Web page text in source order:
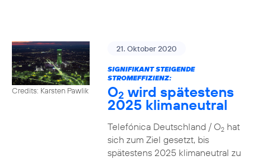
Credits: Karsten Pawlik
21. Oktober 2020
SIGNIFIKANT STEIGENDE
STROMEFFIZIENZ:
O2 wird spätestens
2025 klimaneutral
Telefónica Deutschland / O2hat
sich zum Ziel gesetzt, bis
spätestens 2025 klimaneutral zu